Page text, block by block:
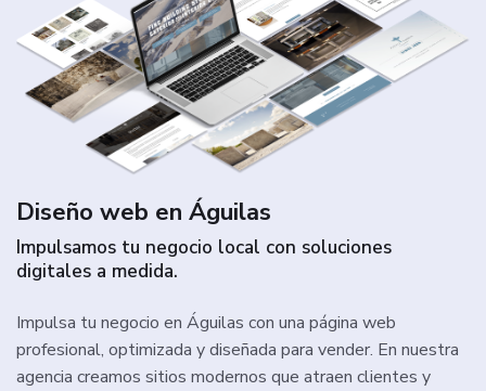
Diseño web en Águilas
Impulsamos tu negocio local con soluciones
digitales a medida.
Impulsa tu negocio en Águilas con una página web
profesional, optimizada y diseñada para vender. En nuestra
agencia creamos sitios modernos que atraen clientes y